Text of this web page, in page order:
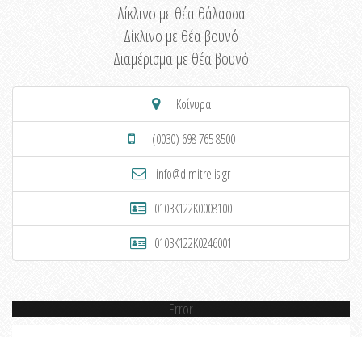
Δίκλινο με θέα θάλασσα
Δίκλινο με θέα βουνό
Διαμέρισμα με θέα βουνό
Κοίνυρα
(0030) 698 765 8500
info@dimitrelis.gr
0103K122K0008100
0103K122K0246001
Error